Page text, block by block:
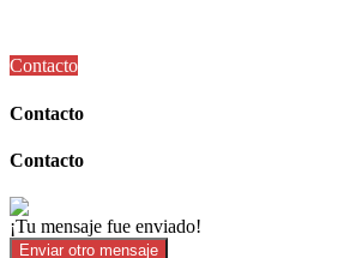
Contacto
Contacto
Contacto
¡Tu mensaje fue enviado!
Enviar otro mensaje